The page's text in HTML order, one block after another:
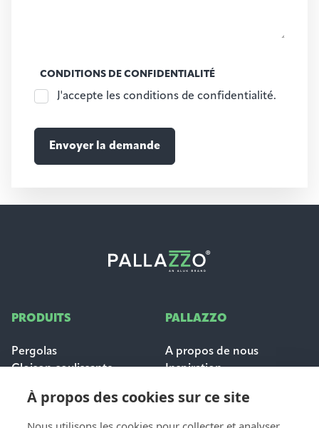
À propos des cookies sur ce site
CONDITIONS DE CONFIDENTIALITÉ
J'accepte les conditions de confidentialité.
PRODUITS
Pergolas
Cloison coulissante
PALLAZZO
A propos de nous
Inspiration
Questions fréquemment
posées